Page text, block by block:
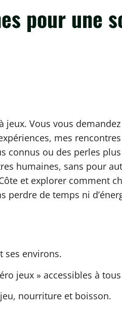
pour une
Vous vous
mes
connus ou des perles
humaines, sans pour
et explorer comment
perdre de temps ni
ses environs.
jeux » accessibles à
nourriture et boisson.